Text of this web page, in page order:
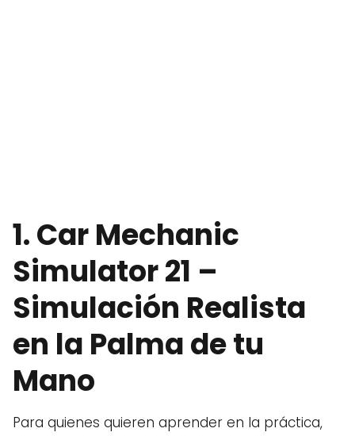
1.Car Mechanic
Simulator 21 –
Simulación Realista
en la Palma de tu
Mano
Para quienes quieren aprender en la práctica,